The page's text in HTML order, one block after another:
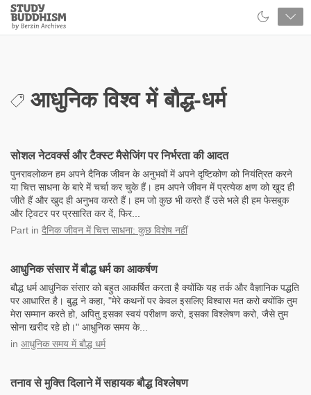
Close
Study
Buddhism
आधुनिक विश्व में बौद्ध-धर्म
सोशल नेटवर्क्स और टैक्स्ट मैसेजिंग पर निर्भरता की आदत
पुनरावलोकन हम अपने दैनिक जीवन के अनुभवों में अपने दृष्टिकोण को नियंत्रित करने
या चित्त साधना के बारे में चर्चा कर चुके हैं। हम अपने जीवन में प्रत्येक क्षण को खुद ही
जीते हैं और खुद ही अनुभव करते हैं। हम जो कुछ भी करते हैं उसे भले ही हम फेसबुक
और ट्विटर पर प्रसारित कर दें, फिर...
Part in दैनिक जीवन में चित्त साधना: कुछ विशेष नहीं
आधुनिक संसार में बौद्ध धर्म का आकर्षण
बौद्ध धर्म आधुनिक संसार को बहुत आकर्षित करता है क्योंकि यह तर्क और वैज्ञानिक पद्धति
पर आधारित है। बुद्ध ने कहा, "मेरे कथनों पर केवल इसलिए विश्वास मत करो क्योंकि तुम
मेरा सम्मान करते हो, अपितु इसका स्वयं परीक्षण करो, इसका विश्लेषण करो, जैसे तुम
सोना खरीद रहे हो।" आधुनिक समय के...
in आधुनिक समय में बौद्ध धर्म
तनाव से मुक्ति दिलाने में सहायक बौद्ध विश्लेषण